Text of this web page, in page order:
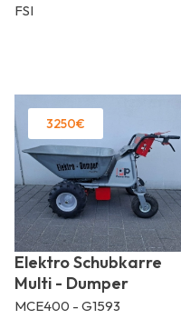
FSI
3250€
Elektro Schubkarre
Multi - Dumper
MCE400 - G1593